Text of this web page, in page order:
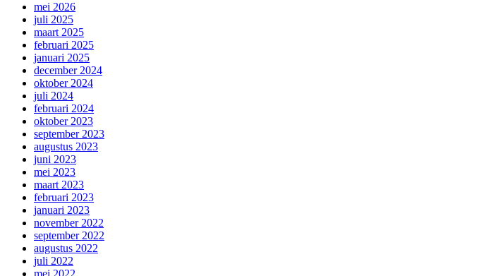
mei 2026
juli 2025
maart 2025
februari 2025
januari 2025
december 2024
oktober 2024
juli 2024
februari 2024
oktober 2023
september 2023
augustus 2023
juni 2023
mei 2023
maart 2023
februari 2023
januari 2023
november 2022
september 2022
augustus 2022
juli 2022
mei 2022